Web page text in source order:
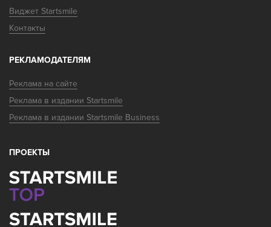
Виджет Startsmile
Контакты
РЕКЛАМОДАТЕЛЯМ
Реклама на сайте
Реклама в издании Startsmile
Реклама в издании Startsmile Business
ПРОЕКТЫ